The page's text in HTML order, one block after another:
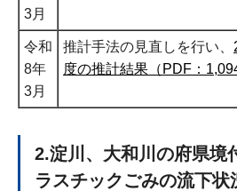
3月
令和
8年
3月
推計手法の見直しを行い、
度の推計結果（PDF：
2.淀川、大和川の府県境
ラスチックごみの流下状